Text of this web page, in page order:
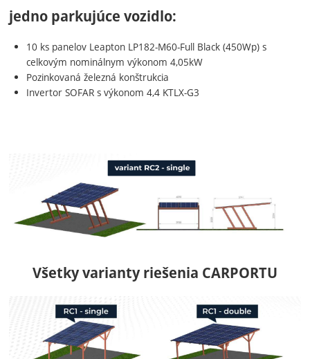
jedno parkujúce vozidlo:
10 ks panelov Leapton LP182-M60-Full Black (450Wp) s
celkovým nominálnym výkonom 4,05kW
Pozinkovaná železná konštrukcia
Invertor SOFAR s výkonom 4,4 KTLX-G3
Všetky varianty riešenia CARPORTU